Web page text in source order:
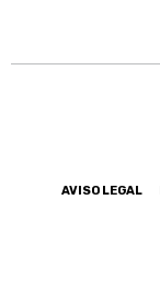
AVISO LEGAL